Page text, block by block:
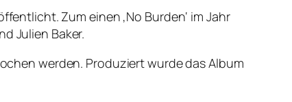
Zum einen ‚No Burden‘ im Jahr
Julien Baker.
werden. Produziert wurde das Album